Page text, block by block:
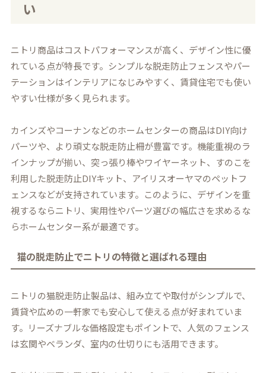
い
ニトリ商品はコストパフォーマンスが高く、デザイン性に優
れている点が特長です。シンプルな脱走防止フェンスやパー
テーションはインテリアになじみやすく、賃貸住宅でも使い
やすい仕様が多く見られます。
カインズやコーナンなどのホームセンターの商品はDIY向け
パーツや、より頑丈な脱走防止柵が豊富です。機能重視のラ
インナップが揃い、突っ張り棒やワイヤーネット、すのこを
利用した脱走防止DIYキット、アイリスオーヤマのペットフ
ェンスなどが支持されています。このように、デザインを重
視するならニトリ、実用性やパーツ選びの幅広さを求めるな
らホームセンター系が最適です。
猫の脱走防止でニトリの特徴と選ばれる理由
ニトリの猫脱走防止製品は、組み立てや取付がシンプルで、
賃貸や広めの一軒家でも安心して使える点が好まれていま
す。リーズナブルな価格設定もポイントで、人気のフェンス
は玄関やベランダ、室内の仕切りにも活用できます。